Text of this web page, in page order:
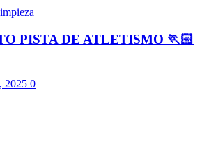
PISTA DE ATLETISMO 🏃🏻
2025 0